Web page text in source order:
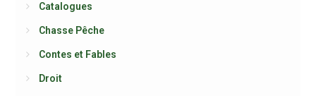
Catalogues
Chasse Pêche
Contes et Fables
Droit